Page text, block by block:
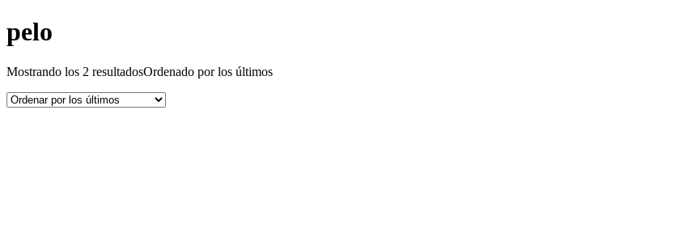
pelo
Mostrando los 2 resultadosOrdenado por los últimos